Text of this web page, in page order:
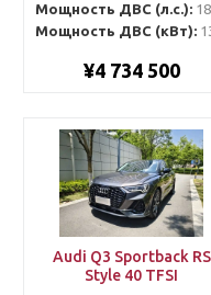
Мощность ДВС (л.с.):
Мощность ДВС (кВт):
¥4 734 500
Audi Q3 Sportback RS
Style 40 TFSI